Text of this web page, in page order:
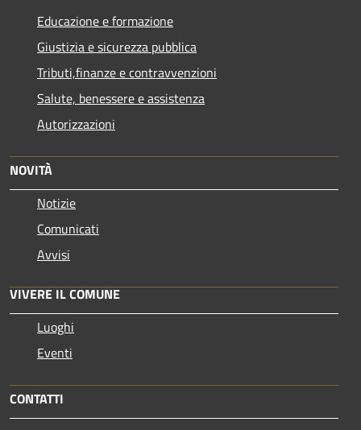
Educazione e formazione
Giustizia e sicurezza pubblica
Tributi,finanze e contravvenzioni
Salute, benessere e assistenza
Autorizzazioni
NOVITÀ
Notizie
Comunicati
Avvisi
VIVERE IL COMUNE
Luoghi
Eventi
CONTATTI